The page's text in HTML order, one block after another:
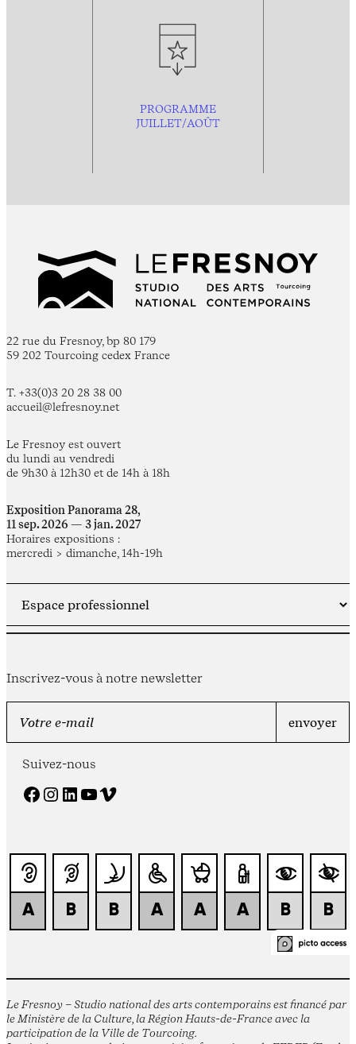
PROGRAMME
JUILLET/AOÛT
22 rue du Fresnoy, bp 80 179
59 202 Tourcoing cedex France
T. +33(0)3 20 28 38 00
accueil@lefresnoy.net
Le Fresnoy est ouvert
du lundi au vendredi
de 9h30 à 12h30 et de 14h à 18h
Exposition Panorama 28,
11 sep. 2026 — 3 jan. 2027
Horaires expositions :
mercredi > dimanche, 14h-19h
Inscrivez-vous à notre newsletter
Suivez-nous
Facebook Instagram LinkedIn YouTube Vimeo
Le Fresnoy – Studio national des arts contemporains est financé par
le Ministère de la Culture, la Région Hauts-de-France avec la
participation de la Ville de Tourcoing.